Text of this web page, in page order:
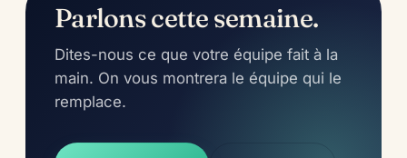
Parlons cette semaine.
Dites-nous ce que votre équipe fait à la
main. On vous montrera le équipe qui le
remplace.